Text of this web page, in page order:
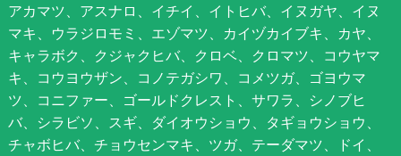
アカマツ、アスナロ、イチイ、イトヒバ、イヌガヤ、イヌ
マキ、ウラジロモミ、エゾマツ、カイヅカイブキ、カヤ、
キャラボク、クジャクヒバ、クロベ、クロマツ、コウヤマ
キ、コウヨウザン、コノテガシワ、コメツガ、ゴヨウマ
ツ、コニファー、ゴールドクレスト、サワラ、シノブヒ
バ、シラビソ、スギ、ダイオウショウ、タギョウショウ、
チャボヒバ、チョウセンマキ、ツガ、テーダマツ、ドイ、